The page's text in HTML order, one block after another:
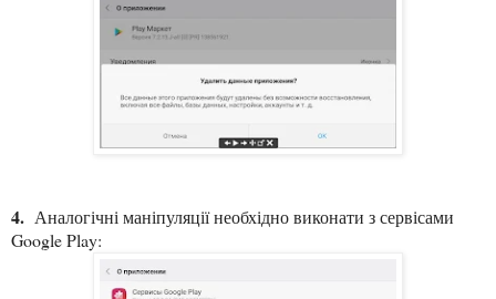
4. Аналогічні маніпуляції необхідно виконати з сервісами
Google Play: